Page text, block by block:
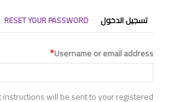
التبويبات
الأساسية
تسجيل الدخول RESET YOUR PASSWORD
Username or email address
will be sent to your registered